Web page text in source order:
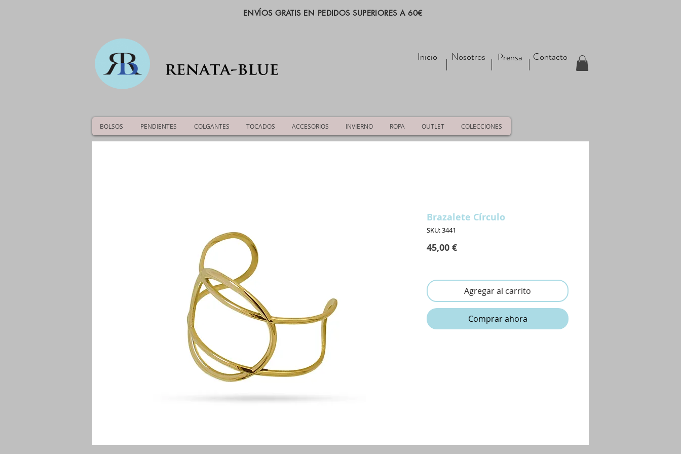
ENVÍOS GRATIS EN PEDIDOS SUPERIORES A 60€
Inicio Nosotros Prensa Contacto
Brazalete Círculo
SKU: 3441
45,00 €Precio
Agregar al carrito
Comprar ahora
BOLSOS PENDIENTES COLGANTES TOCADOS ACCESORIOS INVIERNO ROPA OUTLET COLECCIONES